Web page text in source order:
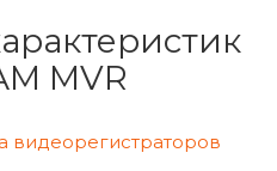
MVR